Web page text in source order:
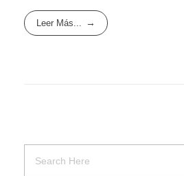
Leer Más...